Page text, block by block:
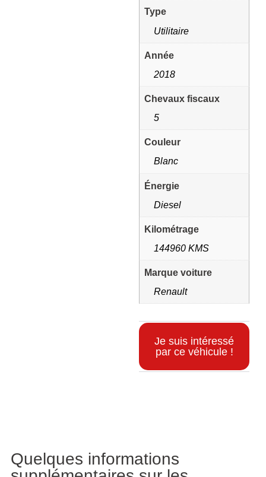
Type
Utilitaire
Année
2018
Chevaux fiscaux
5
Couleur
Blanc
Énergie
Diesel
Kilométrage
144960 KMS
Marque voiture
Renault
Je suis intéressé
par ce véhicule !
Quelques informations